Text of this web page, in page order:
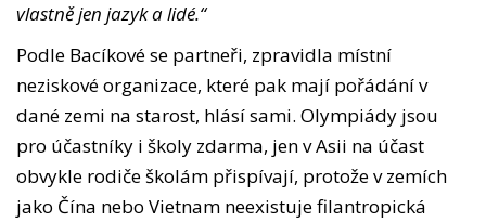
vlastně jen jazyk a lidé.“
Podle Bacíkové se partneři, zpravidla místní
neziskové organizace, které pak mají pořádání v
dané zemi na starost, hlásí sami. Olympiády jsou
pro účastníky i školy zdarma, jen v Asii na účast
obvykle rodiče školám přispívají, protože v zemích
jako Čína nebo Vietnam neexistuje filantropická